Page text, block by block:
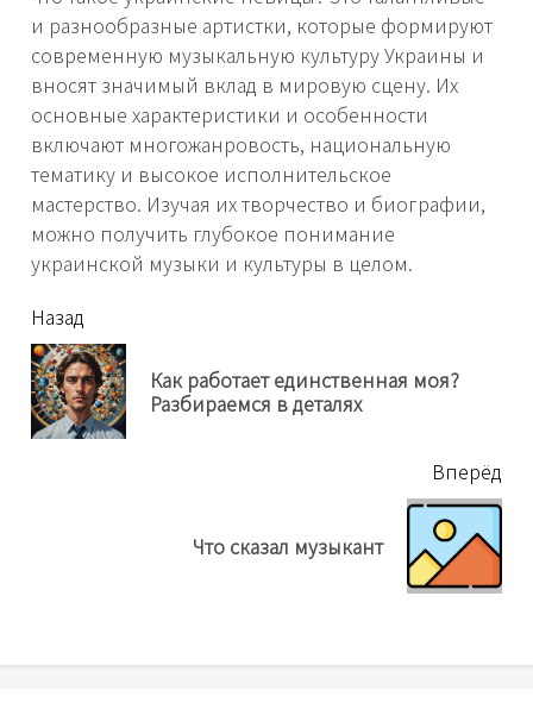
и разнообразные артистки, которые формируют
современную музыкальную культуру Украины и
вносят значимый вклад в мировую сцену. Их
основные характеристики и особенности
включают многожанровость, национальную
тематику и высокое исполнительское
мастерство. Изучая их творчество и биографии,
можно получить глубокое понимание
украинской музыки и культуры в целом.
читать
еще
Назад
Как работает единственная моя?
Разбираемся в деталях
Вперёд
Что сказал музыкант